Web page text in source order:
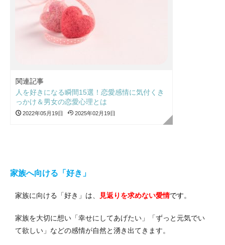
関連記事
人を好きになる瞬間15選！恋愛感情に気付くき
っかけ＆男女の恋愛心理とは
2022年05月19日 2025年02月19日
家族へ向ける「好き」
家族に向ける「好き」は、 見返りを求めない愛情です。
家族を大切に想い「幸せにしてあげたい」「ずっと元気でい
て欲しい」などの感情が自然と湧き出てきます。